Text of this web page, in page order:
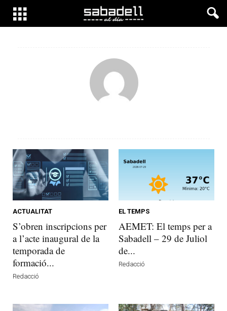
ACTUALITAT
S’obren inscripcions per
a l’acte inaugural de la
temporada de
formació...
Redacció
EL TEMPS
AEMET: El temps per a
Sabadell – 29 de Juliol
de...
Redacció